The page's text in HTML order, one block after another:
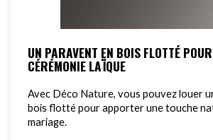
UN PARAVENT EN BOIS FLOTTÉ
CÉRÉMONIE LAÏQUE
Avec Déco Nature, vous pouvez louer
bois flotté pour apporter une touche
mariage.